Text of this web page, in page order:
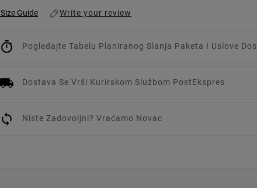
Size Guide Write your review
Pogledajte Tabelu Planiranog Slanja Paketa I Uslove
Dostava Se Vrši Kurirskom Službom PostEkspres
Niste Zadovoljni? Vraćamo Novac